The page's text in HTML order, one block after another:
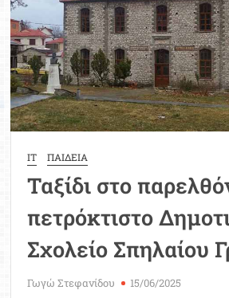
IT ΠΑΙΔΕΙΑ
Ταξίδι στο
πετρόκτιστο
Σχολείο Σπηλαίου
Γωγώ Στεφανίδου 15/06/2025